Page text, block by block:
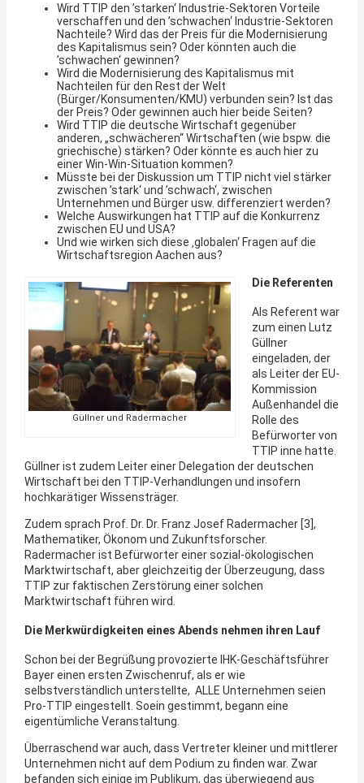
Wird TTIP den ’starken‘ Industrie-Sektoren Vorteile
verschaffen und den ’schwachen‘ Industrie-Sektoren
Nachteile? Wird das der Preis für die Modernisierung
des Kapitalismus sein? Oder könnten auch die
’schwachen‘ gewinnen?
Wird die Modernisierung des Kapitalismus mit
Nachteilen für den Rest der Welt
(Bürger/Konsumenten/KMU) verbunden sein? Ist das
der Preis? Oder gewinnen auch hier beide Seiten?
Wird TTIP die deutsche Wirtschaft gegenüber
anderen, „schwächeren“ Wirtschaften (wie bspw. die
griechische) stärken? Oder könnte es auch hier zu
einer Win-Win-Situation kommen?
Müsste bei der Diskussion um TTIP nicht viel stärker
zwischen ’stark‘ und ’schwach‘, zwischen
Unternehmen und Bürger usw. differenziert werden?
Welche Auswirkungen hat TTIP auf die Konkurrenz
zwischen EU und USA?
Und wie wirken sich diese ‚globalen‘ Fragen auf die
Wirtschaftsregion Aachen aus?
Güllner und Radermacher
Die Referenten
Als Referent war
zum einen Lutz
Güllner
eingeladen, der
als Leiter der EU-
Kommission
Außenhandel die
Rolle des
Befürworter von
TTIP inne hatte.
Güllner ist zudem Leiter einer Delegation der deutschen
Wirtschaft bei den TTIP-Verhandlungen und insofern
hochkarätiger Wissensträger.
Zudem sprach Prof. Dr. Dr. Franz Josef Radermacher [3],
Mathematiker, Ökonom und Zukunftsforscher.
Radermacher ist Befürworter einer sozial-ökologischen
Marktwirtschaft, aber gleichzeitig der Überzeugung, dass
TTIP zur faktischen Zerstörung einer solchen
Marktwirtschaft führen wird.
Die Merkwürdigkeiten eines Abends nehmen ihren Lauf
Schon bei der Begrüßung provozierte IHK-Geschäftsführer
Bayer einen ersten Zwischenruf, als er wie
selbstverständlich unterstellte, ALLE Unternehmen seien
Pro-TTIP eingestellt. Soein gestimmt, begann eine
eigentümliche Veranstaltung.
Überraschend war auch, dass Vertreter kleiner und mittlerer
Unternehmen nicht auf dem Podium zu finden war. Zwar
befanden sich einige im Publikum, das überwiegend aus